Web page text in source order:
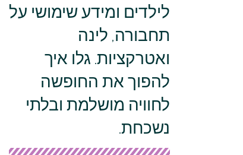
לילדים ומידע שימושי על
תחבורה, לינה
ואטרקציות. גלו איך
להפוך את החופשה
לחוויה מושלמת ובלתי
נשכחת.